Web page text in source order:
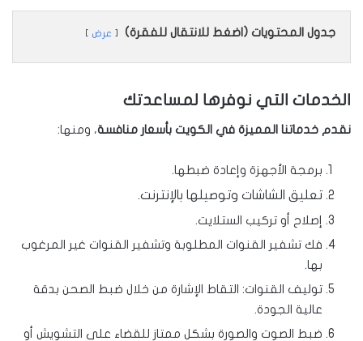
جدول المحتويات (اضغط للانتقال للفقرة) عرض
الخدمات التي نوفرها لمساعدتك
نقدم خدماتنا المميزة في الكويت بأسعار منافسة، ومنها:
برمجة الأجهزة وإعادة ضبطها.
تعليق الشاشات وتوصيلها بالإنترنت.
إصلاح أو تركيب الستلايت.
فك تشفير القنوات المطلوبة وتشفير القنوات غير المرغوب
بها.
توليف القنوات: التقاط الإشارة من خلال ضبط الصحن بدقة
عالية الجودة.
ضبط الصوت والصورة بشكل ممتاز للقضاء على التشويش أو